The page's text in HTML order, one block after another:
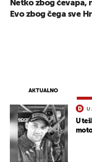
AKTUALNO
U
U
Netko zbog ćevapa,
Evo zbog čega sve